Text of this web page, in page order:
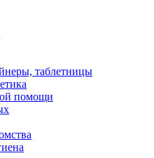
таблетницы
помощи